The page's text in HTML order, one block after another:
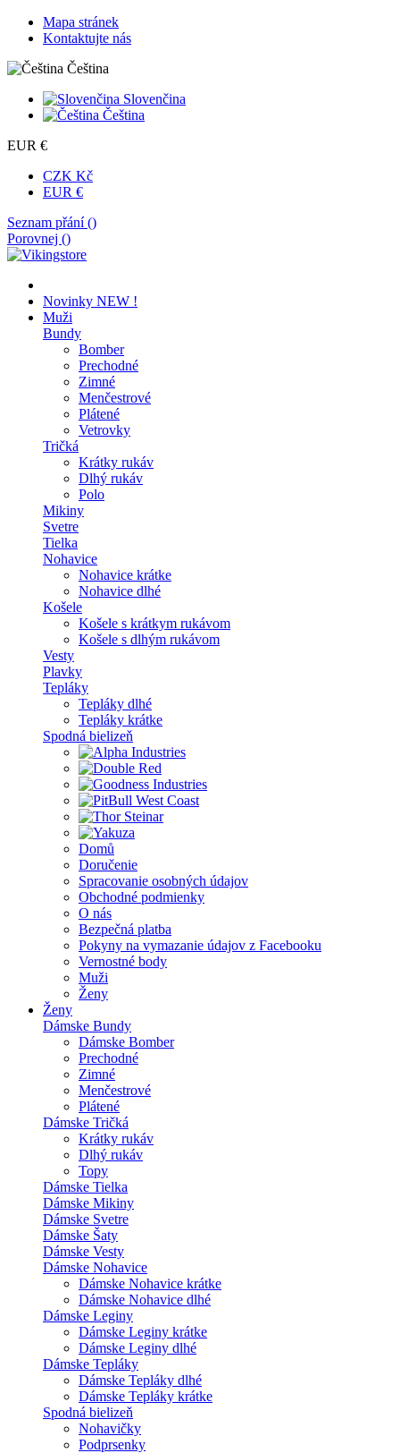
Mapa stránek
Kontaktujte nás
Čeština
Slovenčina
Čeština
EUR €
CZK Kč
EUR €
Seznam přání ()
Porovnej ()
Novinky NEW !
Muži
Bundy
Bomber
Prechodné
Zimné
Menčestrové
Plátené
Vetrovky
Tričká
Krátky rukáv
Dlhý rukáv
Polo
Mikiny
Svetre
Tielka
Nohavice
Nohavice krátke
Nohavice dlhé
Košele
Košele s krátkym rukávom
Košele s dlhým rukávom
Vesty
Plavky
Tepláky
Tepláky dlhé
Tepláky krátke
Spodná bielizeň
Domů
Doručenie
Spracovanie osobných údajov
Obchodné podmienky
O nás
Bezpečná platba
Pokyny na vymazanie údajov z Facebooku
Vernostné body
Muži
Ženy
Ženy
Dámske Bundy
Dámske Bomber
Prechodné
Zimné
Menčestrové
Plátené
Dámske Tričká
Krátky rukáv
Dlhý rukáv
Topy
Dámske Tielka
Dámske Mikiny
Dámske Svetre
Dámske Šaty
Dámske Vesty
Dámske Nohavice
Dámske Nohavice krátke
Dámske Nohavice dlhé
Dámske Leginy
Dámske Leginy krátke
Dámske Leginy dlhé
Dámske Tepláky
Dámske Tepláky dlhé
Dámske Tepláky krátke
Spodná bielizeň
Nohavičky
Podprsenky